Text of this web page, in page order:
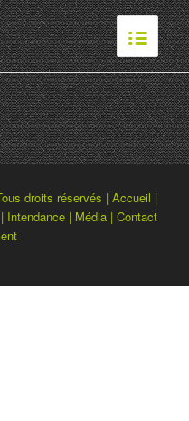
droits réservés | Accueil |
| Intendance | Média |Contact